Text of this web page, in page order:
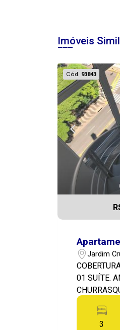
Imóveis
Cód. 93843
Jardim
01 SUÍTE.
FECHADA.
COBERTA.
COM3